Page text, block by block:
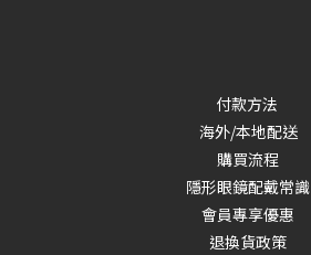
付款方法
海外/本地配送
購買流程
隱形眼鏡配戴常識
會員專享優惠
退換貨政策